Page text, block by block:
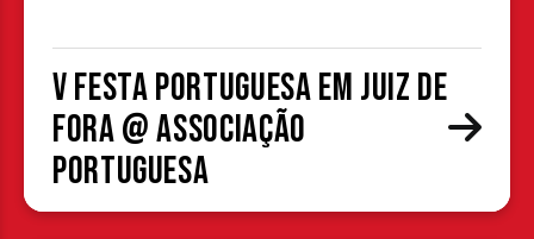
V Festa Portuguesa em Juiz de
Fora @ Associação
Portuguesa